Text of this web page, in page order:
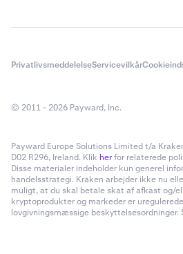
PrivatlivsmeddelelseServicevilkår
© 2011 - 2026 Payward, Inc.
Payward Europe Solutions Limited t/a
D02 R296, Ireland. Klik herfor relaterede
Disse materialer indeholder kun generel
handelsstrategi. Kraken arbejder ikke nu
muligt, at du skal betale skat af afkast og/
kryptoprodukter og markeder er
lovgivningsmæssige